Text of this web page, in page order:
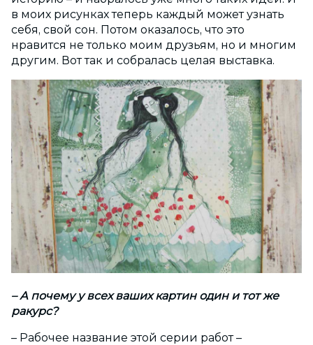
в моих рисунках теперь каждый может узнать
себя, свой сон. Потом оказалось, что это
нравится не только моим друзьям, но и многим
другим. Вот так и собралась целая выставка.
– А почему у всех ваших картин один и тот же
ракурс?
– Рабочее название этой серии работ –